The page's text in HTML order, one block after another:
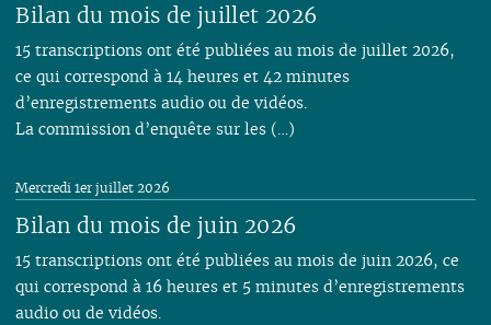
Bilan du mois de juillet 2026
15 transcriptions ont été publiées au mois de juillet 2026,
ce qui correspond à 14 heures et 42 minutes
d’enregistrements audio ou de vidéos.
La commission d’enquête sur les (…)
Bilan du mois de juin 2026
Mercredi 1er juillet 2026
15 transcriptions ont été publiées au mois de juin 2026, ce
qui correspond à 16 heures et 5 minutes d’enregistrements
audio ou de vidéos.